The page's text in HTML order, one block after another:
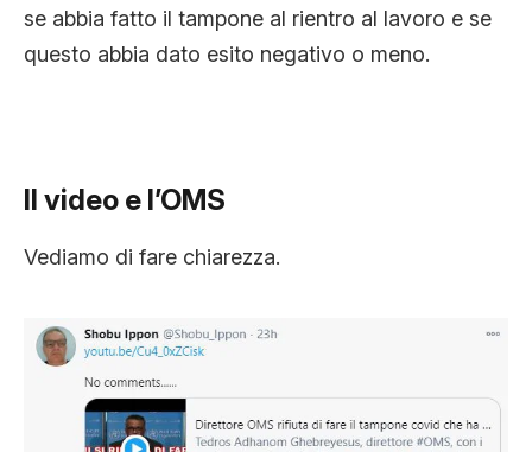
se abbia fatto il tampone al rientro al lavoro e se
questo abbia dato esito negativo o meno.
Il video e l’OMS
Vediamo di fare chiarezza.